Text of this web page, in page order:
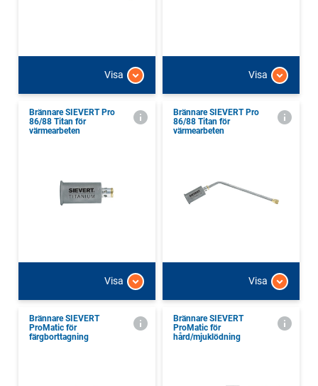
Visa Visa
Brännare SIEVERT Pro
86/88 Titan för
värmearbeten
Visa
Brännare SIEVERT Pro
86/88 Titan för
värmearbeten
Visa
Brännare SIEVERT
ProMatic för
färgborttagning
Brännare SIEVERT
ProMatic för
hård/mjuklödning